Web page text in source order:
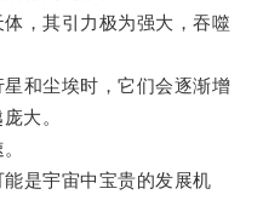
，其引力极为强大，吞噬
和尘埃时，它们会逐渐增
大。
是宇宙中宝贵的发展机